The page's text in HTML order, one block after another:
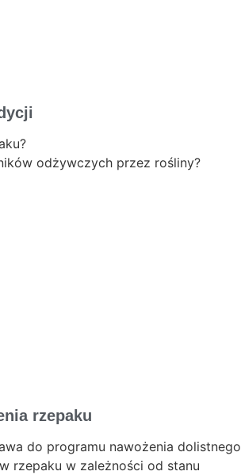
odżywczych przez rośliny?
rzepaku
do programu nawożenia dolistnego
rzepaku w zależności od stanu